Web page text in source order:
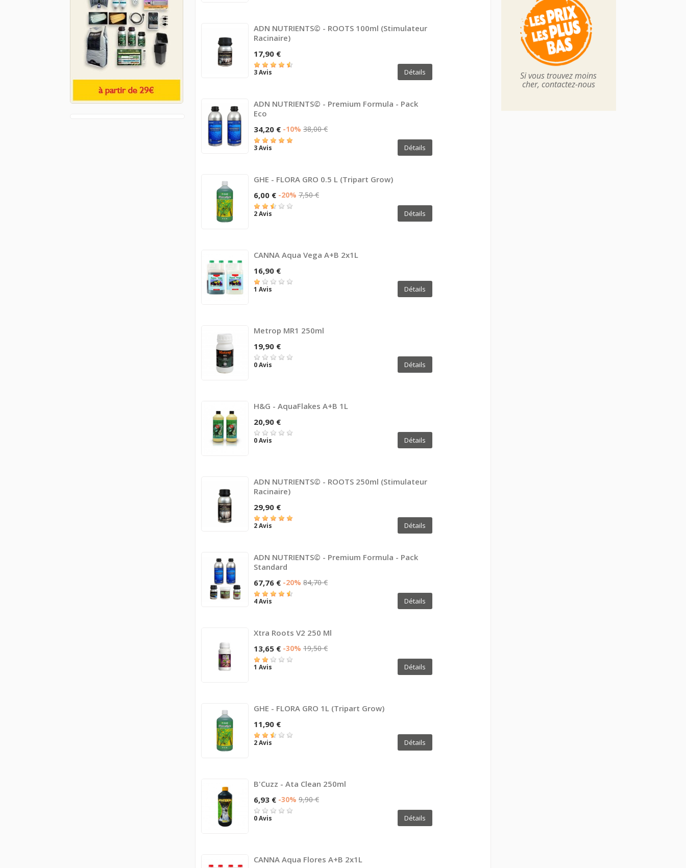
ADN NUTRIENTS© - ROOTS 100ml (Stimulateur
Racinaire)
17,90 €
3 Avis Détails
ADN NUTRIENTS© - Premium Formula - Pack
Eco
34,20 € -10% 38,00 €
3 Avis Détails
GHE - FLORA GRO 0.5 L (Tripart Grow)
6,00 € -20% 7,50 €
2 Avis Détails
CANNA Aqua Vega A+B 2x1L
16,90 €
1 Avis Détails
Metrop MR1 250ml
19,90 €
0 Avis Détails
H&G - AquaFlakes A+B 1L
20,90 €
0 Avis Détails
ADN NUTRIENTS© - ROOTS 250ml (Stimulateur
Racinaire)
29,90 €
2 Avis Détails
ADN NUTRIENTS© - Premium Formula - Pack
Standard
67,76 € -20% 84,70 €
4 Avis Détails
Xtra Roots V2 250 Ml
13,65 € -30% 19,50 €
1 Avis Détails
GHE - FLORA GRO 1L (Tripart Grow)
11,90 €
2 Avis Détails
B'Cuzz - Ata Clean 250ml
6,93 € -30% 9,90 €
0 Avis Détails
CANNA Aqua Flores A+B 2x1L
Si vous trouvez moins
cher, contactez-nous